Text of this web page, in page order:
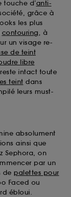
touche d’anti-
grâce à
les plus
contouring, à
un visage re-
de teint
libre
intact toute
teint dans
leurs must-
absolument
ainsi que
Sephora, on
par un
de palettes pour
Faced ou
ébloui.